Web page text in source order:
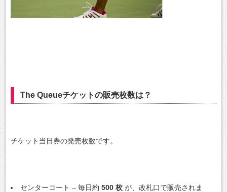
The Queueチケットの販売枚数は？
チケット当日券の発売枚数です。
センターコート – 毎日約 500 枚 が、改札口で販売されま